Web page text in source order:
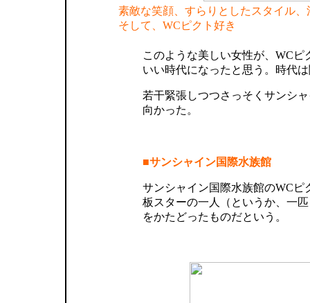
素敵な笑顔、すらりとしたスタイル
そして、WCピクト好き
このような美しい女性が、WCピ
いい時代になったと思う。時代
若干緊張しつつさっそくサンシ
向かった。
■サンシャイン国際水族館
サンシャイン国際水族館のWCピ
板スターの一人（というか、一
をかたどったものだという。